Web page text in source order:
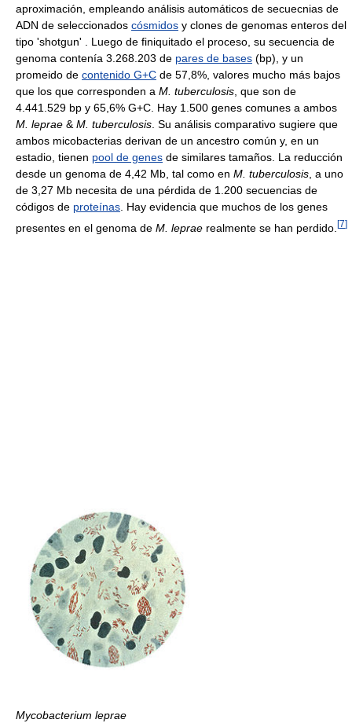
aproximación, empleando análisis automáticos de secuecnias de
ADN de seleccionados cósmidos y clones de genomas enteros del
tipo 'shotgun' . Luego de finiquitado el proceso, su secuencia de
genoma contenía 3.268.203 de pares de bases (bp), y un
promeido de contenido G+C de 57,8%, valores mucho más bajos
que los que corresponden a M. tuberculosis , que son de
4.441.529 bp y 65,6% G+C. Hay 1.500 genes comunes a ambos
M. leprae & M. tuberculosis . Su análisis comparativo sugiere que
ambos micobacterias derivan de un ancestro común y, en un
estadio, tienen pool de genes de similares tamaños. La reducción
desde un genoma de 4,42 Mb, tal como en M. tuberculosis , a uno
de 3,27 Mb necesita de una pérdida de 1.200 secuencias de
códigos de proteínas . Hay evidencia que muchos de los genes
presentes en el genoma de M. leprae realmente se han perdido. [7]
Mycobacterium leprae